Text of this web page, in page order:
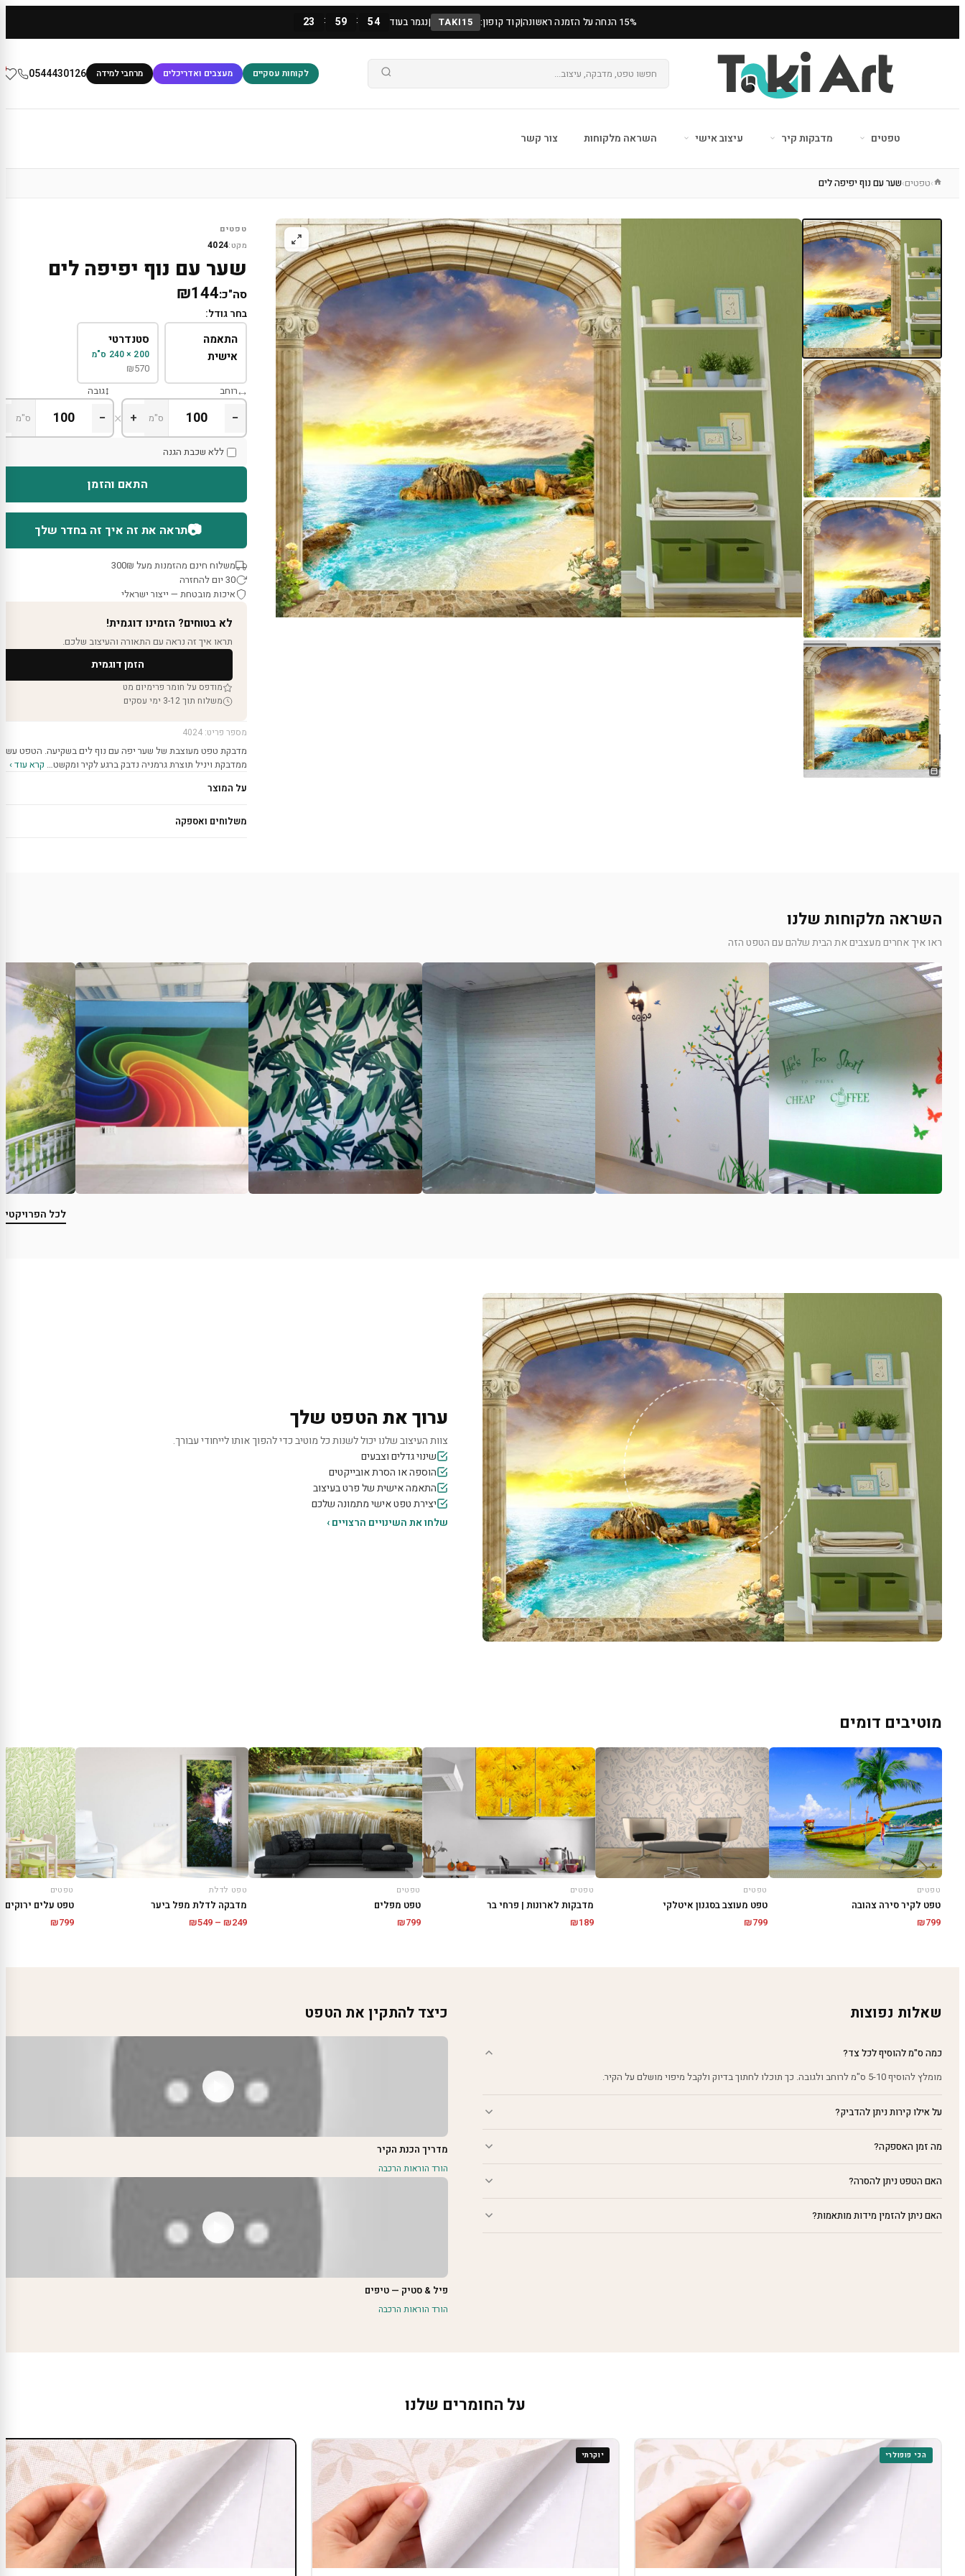
15% הנחה על הזמנה ראשונה |קוד קופון: TAKI15
|נגמר בעוד 23 : 59 : 53
לקוחות עסקיים מעצבים ואדריכלים מרחבי למידה 0544430126
טפטים מדבקות קיר עיצוב אישי השראה מלקוחות צור קשר
›טפטים›שער עם נוף יפיפה לים
טפטים
מקט:4024
שער עם נוף יפיפה לים
סה"כ:₪144
בחר גודל:
התאמה
אישית
סטנדרטי
200 × 240 ס"מ
₪570
רוחב
− ס"מ +
×
גובה
− ס"מ
ללא שכבת הגנה
התאם והזמן
📷תראה את זה איך זה בחדר שלך
משלוח חינם מהזמנות מעל 300₪
30 יום להחזרה
איכות מובטחת — ייצור ישראלי
לא בטוחים? הזמינו דוגמית!
תראו איך זה נראה עם התאורה והעיצוב שלכם.
הזמן דוגמית
מודפס על חומר פרימיום מט
משלוח תוך 3-12 ימי עסקים
מספר פריט: 4024
מדבקת טפט מעוצבת של שער יפה עם נוף לים בשקיעה. הטפט עשוי
ממדבקת ויניל תוצרת גרמניה נדבק ברגע לקיר ומקשט… קרא עוד ›
על המוצר
משלוחים ואספקה
השראה מלקוחות שלנו
ראו איך אחרים מעצבים את הבית שלהם עם הטפט הזה
לכל
ערוך את הטפט שלך
צוות העיצוב שלנו יכול לשנות כל מוטיב כדי להפוך אותו לייחודי עבורך.
שינוי גדלים וצבעים
הוספה או הסרת אובייקטים
התאמה אישית של פרט בעיצוב
יצירת טפט אישי מתמונה שלכם
שלחו את השינויים הרצויים ›
מוטיבים דומים
טפטים
טפט לקיר סירה צהובה
₪799
טפטים
טפט מעוצב בסגנון איטלקי
₪799
טפטים
מדבקות לארונות | פרחי בר
₪189
טפטים
טפט מפלים
₪799
טפט לדלת
מדבקה לדלת מפל ביער
₪249
–
₪549 טווח
טפטים
טפט עלים ירוקים
₪799
שאלות נפוצות
כמה ס"מ להוסיף לכל צד?
מומלץ להוסיף 5-10 ס"מ לרוחב ולגובה. כך תוכלו לחתוך בדיוק ולקבל מיפוי מושלם על הקיר.
על אילו קירות ניתן להדביק?
מה זמן האספקה?
האם הטפט ניתן להסרה?
האם ניתן להזמין מידות מותאמות?
כיצד להתקין את הטפט
מדריך הכנת הקיר
הורד הוראות הרכבה
פיל & סטיק — טיפים
הורד הוראות הרכבה
על החומרים שלנו
הכי פופולרי יוקרתי